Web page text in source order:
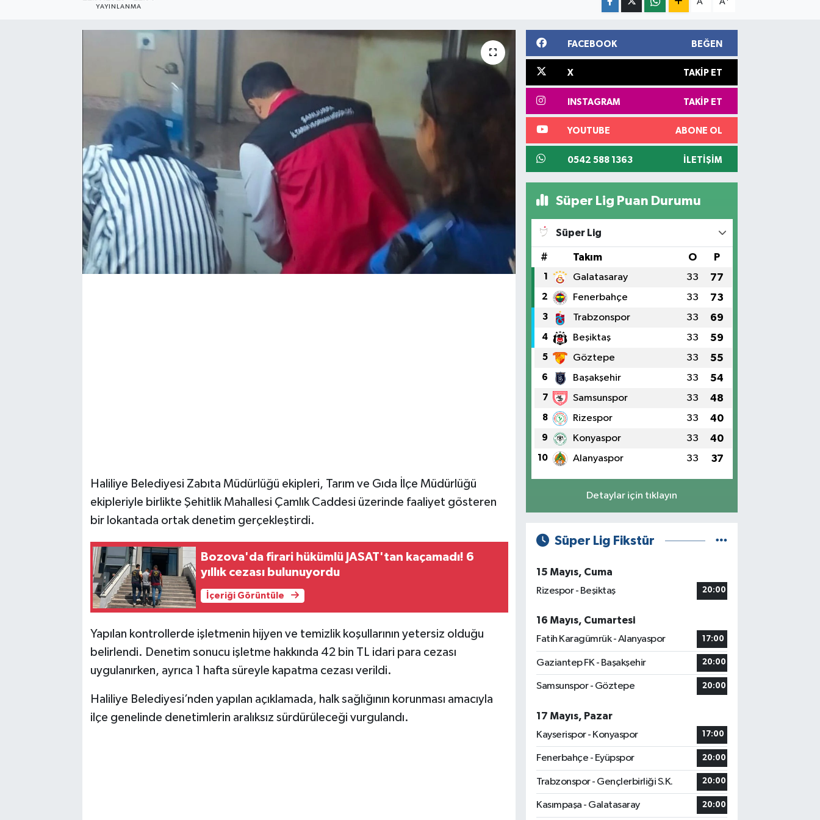
YAYINLANMA
Haliliye Belediyesi Zabıta Müdürlüğü ekipleri, Tarım ve Gıda İlçe Müdürlüğü
ekipleriyle birlikte Şehitlik Mahallesi Çamlık Caddesi üzerinde faaliyet gösteren
bir lokantada ortak denetim gerçekleştirdi.
Bozova'da firari hükümlü JASAT'tan kaçamadı! 6
yıllık cezası bulunuyordu
İçeriği Görüntüle
Yapılan kontrollerde işletmenin hijyen ve temizlik koşullarının yetersiz olduğu
belirlendi. Denetim sonucu işletme hakkında 42 bin TL idari para cezası
uygulanırken, ayrıca 1 hafta süreyle kapatma cezası verildi.
Haliliye Belediyesi’nden yapılan açıklamada, halk sağlığının korunması amacıyla
ilçe genelinde denetimlerin aralıksız sürdürüleceği vurgulandı.
FACEBOOK BEĞEN
X TAKIP ET
INSTAGRAM TAKIP ET
YOUTUBE ABONE OL
0542 588 1363 İLETIŞIM
Süper Lig Puan Durumu
Süper Lig
# Takım O P
1 Galatasaray 33 77
2 Fenerbahçe 33 73
3 Trabzonspor 33 69
4 Beşiktaş 33 59
5 Göztepe 33 55
6 Başakşehir 33 54
7 Samsunspor 33 48
8 Rizespor 33 40
9 Konyaspor 33 40
10 Alanyaspor 33 37
Detaylar için tıklayın
Süper Lig Fikstür
15 Mayıs, Cuma
Rizespor - Beşiktaş
20:00
16 Mayıs, Cumartesi
Fatih Karagümrük - Alanyaspor
17:00
Gaziantep FK - Başakşehir 20:00
Samsunspor - Göztepe 20:00
17 Mayıs, Pazar
Kayserispor - Konyaspor
17:00
Fenerbahçe - Eyüpspor 20:00
Trabzonspor - Gençlerbirliği S.K. 20:00
Kasımpaşa - Galatasaray 20:00